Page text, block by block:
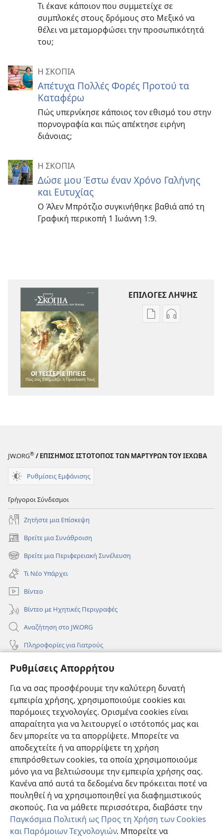
Ρυθμίσεις Απορρήτου
Για να σας προσφέρουμε την καλύτερη δυνατή
εμπειρία χρήσης, χρησιμοποιούμε cookies και
παρόμοιες τεχνολογίες. Ορισμένα cookies είναι
απαραίτητα για να λειτουργεί ο ιστότοπός μας και
δεν μπορείτε να τα απορρίψετε. Μπορείτε να
αποδεχτείτε ή να απορρίψετε τη χρήση
επιπρόσθετων cookies, τα οποία χρησιμοποιούμε
μόνο για να βελτιώσουμε την εμπειρία χρήσης σας.
Κανένα από αυτά τα δεδομένα δεν πρόκειται ποτέ να
πουληθεί ή να χρησιμοποιηθεί για διαφημιστικούς
σκοπούς. Για να μάθετε περισσότερα, διαβάστε την
Παγκόσμια Πολιτική ως Προς τη Χρήση των Cookies
και Παρόμοιων Τεχνολογιών. Μπορείτε να
Τι έκανε κάποιον που συμμετείχε σε
συμπλοκές στους δρόμους στο Μεξικό να
θέλει να μεταμορφώσει την προσωπικότητά
του;
Η ΣΚΟΠΙΑ
Απέτυχα Πολλές Φορές Προτού τα
Καταφέρω
Πώς υπερνίκησε κάποιος τον εθισμό του στην
πορνογραφία και πώς απέκτησε ειρήνη
διάνοιας;
Η ΣΚΟΠΙΑ
Δώσε μου Έστω έναν Χρόνο Γαλήνης
και Ευτυχίας
Ο Άλεν Μπρότζιο συγκινήθηκε βαθιά από τη
Γραφική περικοπή 1 Ιωάννη 1:9.
ΕΠΙΛΟΓΕΣ ΛΗΨΗΣ
Επιλογές
Επηρεάζει
Επιλογές
Επηρεάζει
JW.ORG® / ΕΠΙΣΗΜΟΣ ΙΣΤΟΤΟΠΟΣ ΤΩΝ ΜΑΡΤΥΡΩΝ ΤΟΥ ΙΕΧΩΒΑ
Ρυθμίσεις Εμφάνισης
Γρήγοροι Σύνδεσμοι
Ζητήστε μια Επίσκεψη
Βρείτε μια Συνάθροιση
(ανοίγει
νέο
παράθυρο)
Βρείτε μια Περιφερειακή Συνέλευση
(ανοίγει
νέο
παράθυρο)
Τι Νέο Υπάρχει
Βίντεο
Βίντεο με Ηχητικές Περιγραφές
Αναζήτηση στο JW.ORG
Πληροφορίες για Γιατρούς
Πληροφορίες για Επίσημους Φορείς και ΜΜΕ
Συνεισφορές
(ανοίγει
παράθυρο)ΔΙΑΔΙΚΤΥΑΚΗ ΒΙΒΛΙΟΘΗΚΗ της Σκοπιάς™
(ανοίγει
νέο
παράθυρο)
JW Hub ®
(ανοίγει
νέο
παράθυρο)JW Library®
Βιβλιοθήκη της Σκοπιάς